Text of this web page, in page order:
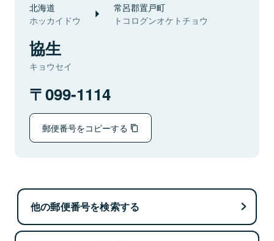
北海道
ホッカイドウ
常呂郡置戸町
トコログンオケトチョウ
協生
キョウセイ
099-1114
郵便番号をコピーする
他の郵便番号を検索する